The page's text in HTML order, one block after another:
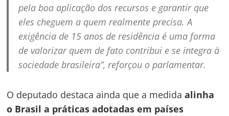
pela boa aplicação dos recursos e garantir que
eles cheguem a quem realmente precisa. A
exigência de 15 anos de residência é uma forma
de valorizar quem de fato contribui e se integra à
sociedade brasileira”, reforçou o parlamentar.
O deputado destaca ainda que a medidaalinha
o Brasil a práticas adotadas em países